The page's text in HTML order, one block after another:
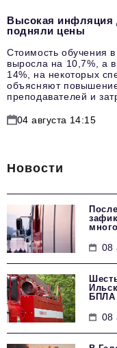
Высокая инфляция
подняли цены
Стоимость обучения
выросла на 10,7%, а
14%, на некоторых
объясняют
преподавателей и
04 августа 14:15
Новости
08
БПЛА
08